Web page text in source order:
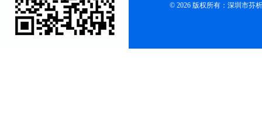
© 2026 版权所有：深圳市芬